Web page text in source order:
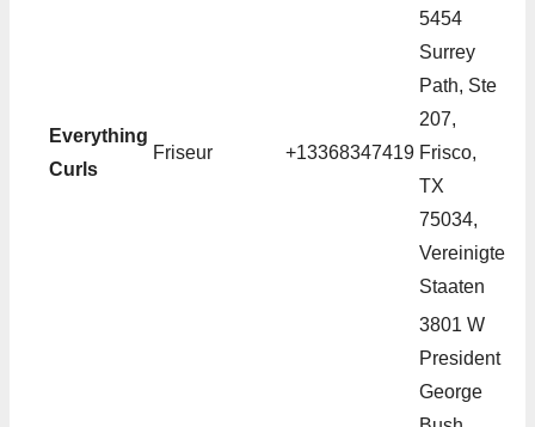
Everything
Curls
Friseur +13368347419
5454
Surrey
Path, Ste
207,
Frisco,
TX
75034,
Vereinigte
Staaten
3801 W
President
George